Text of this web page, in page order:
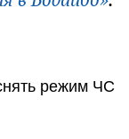
режим ЧС